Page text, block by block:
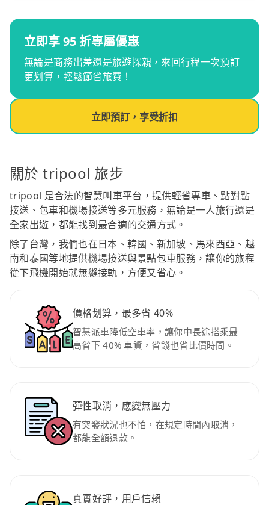
立即享 95 折專屬優惠
無論是商務出差還是旅遊探親，來回行程一次預訂
更划算，輕鬆節省旅費！
立即預訂，享受折扣
關於 tripool 旅步
tripool 是合法的智慧叫車平台，提供輕省專車、點對點
接送、包車和機場接送等多元服務，無論是一人旅行還是
全家出遊，都能找到最合適的交通方式。
除了台灣，我們也在日本、韓國、新加坡、馬來西亞、越
南和泰國等地提供機場接送與景點包車服務，讓你的旅程
從下飛機開始就無縫接軌，方便又省心。
價格划算，最多省 40%
智慧派車降低空車率，讓你中長途搭乘最
高省下 40% 車資，省錢也省比價時間。
彈性取消，應變無壓力
有突發狀況也不怕，在規定時間內取消，
都能全額退款。
真實好評，用戶信賴